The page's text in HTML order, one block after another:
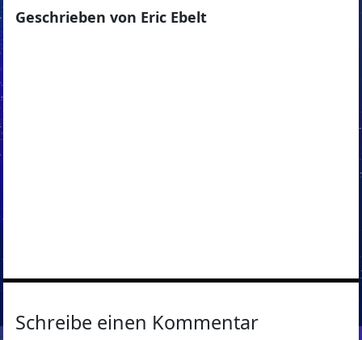
Geschrieben von Eric Ebelt
Schreibe einen Kommentar